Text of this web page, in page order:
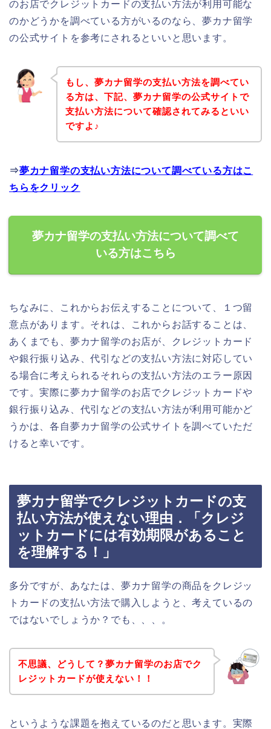
のお店でクレジットカードの支払い方法が利用可能な
のかどうかを調べている方がいるのなら、夢カナ留学
の公式サイトを参考にされるといいと思います。
もし、夢カナ留学の支払い方法を調べてい
る方は、下記、夢カナ留学の公式サイトで
支払い方法について確認されてみるといい
ですよ♪
⇒夢カナ留学の支払い方法について調べている方はこ
ちらをクリック
夢カナ留学の支払い方法について調べて
いる方はこちら
ちなみに、これからお伝えすることについて、１つ留
意点があります。それは、これからお話することは、
あくまでも、夢カナ留学のお店が、クレジットカード
や銀行振り込み、代引などの支払い方法に対応してい
る場合に考えられるそれらの支払い方法のエラー原因
です。実際に夢カナ留学のお店でクレジットカードや
銀行振り込み、代引などの支払い方法が利用可能かど
うかは、各自夢カナ留学の公式サイトを調べていただ
けると幸いです。
夢カナ留学でクレジットカードの支
払い方法が使えない理由．「クレジ
ットカードには有効期限があること
を理解する！」
多分ですが、あなたは、夢カナ留学の商品をクレジッ
トカードの支払い方法で購入しようと、考えているの
ではないでしょうか？でも、、、。
不思議、どうして？夢カナ留学のお店でク
レジットカードが使えない！！
というような課題を抱えているのだと思います。実際